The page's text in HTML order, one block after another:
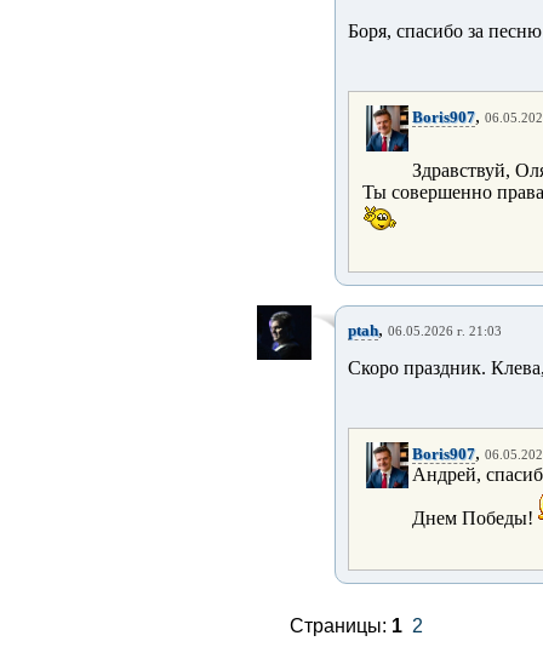
Боря, спасибо за
Boris907,
Здравствуй,
Ты совершенно
ptah, 06.05.2026 г. 21:03
Скоро праздник.
Boris907,
Андрей,
Днем Победы!
Страницы: 1 2